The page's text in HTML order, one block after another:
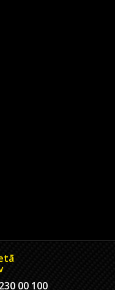
230 00 100